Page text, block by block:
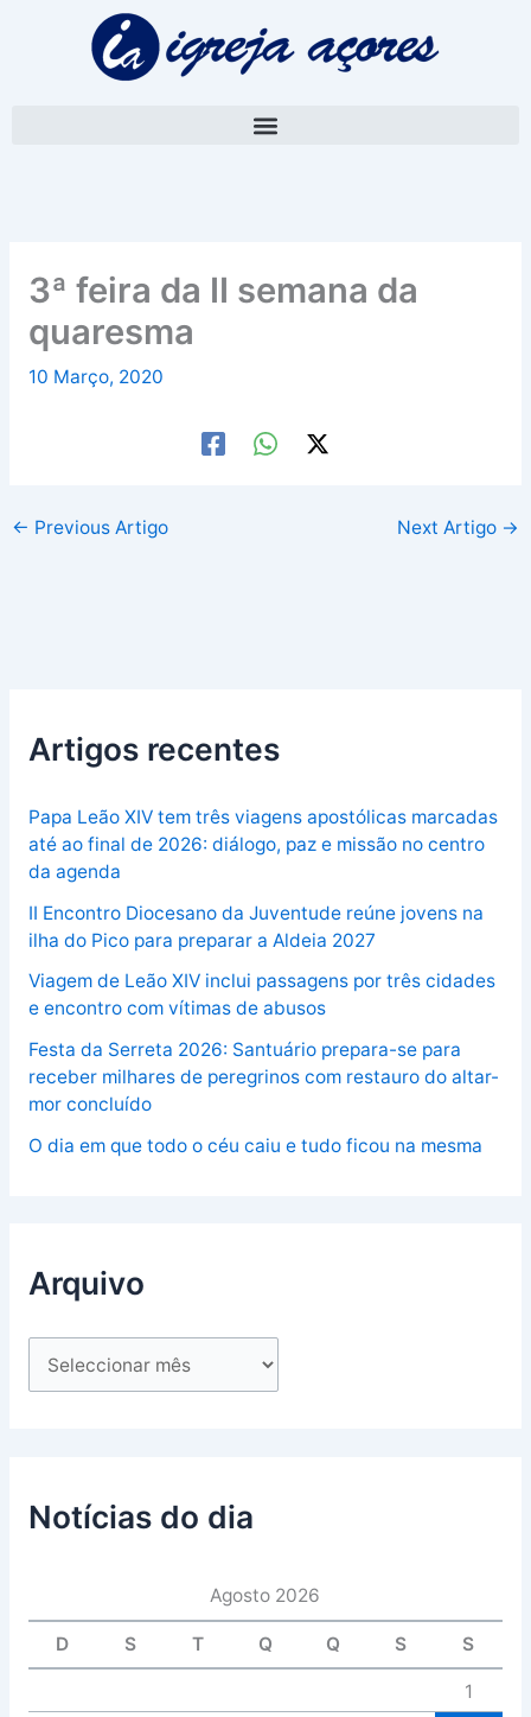
3ª feira da II semana da
quaresma
10 Março, 2020
← Previous Artigo Next Artigo →
Artigos recentes
Papa Leão XIV tem três viagens apostólicas marcadas
até ao final de 2026: diálogo, paz e missão no centro
da agenda
II Encontro Diocesano da Juventude reúne jovens na
ilha do Pico para preparar a Aldeia 2027
Viagem de Leão XIV inclui passagens por três cidades
e encontro com vítimas de abusos
Festa da Serreta 2026: Santuário prepara-se para
receber milhares de peregrinos com restauro do altar-
mor concluído
O dia em que todo o céu caiu e tudo ficou na mesma
Arquivo
Notícias do dia
Agosto 2026
D S T Q Q S S
1